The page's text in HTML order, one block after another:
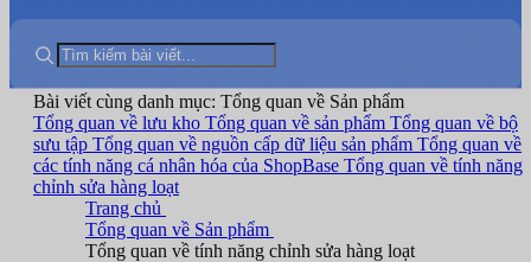
Bài viết cùng danh mục: Tổng quan về Sản phẩm
Tổng quan về lưu kho Tổng quan về sản phẩm Tổng quan về bộ
sưu tập Tổng quan về nguồn cấp dữ liệu sản phẩm Tổng quan về
các tính năng cá nhân hóa của ShopBase Tổng quan về tính năng
chỉnh sửa hàng loạt
Trang chủ
Tổng quan về Sản phẩm
Tổng quan về tính năng chỉnh sửa hàng loạt